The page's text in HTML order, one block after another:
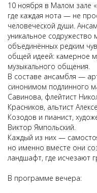
10 ноября в Малом зале
где каждая нота — не
человеческой души.
уникальное
объединённых редким
общей идеей: камерное
музыкального общения.
В составе ансамбля —
синонимом подлинного
Савинова, флейтист
Красников, альтист
Козодов и пианист,
Виктор Ямпольский.
Каждый из них —
но именно вместе они
ландшафт, где исчезают
В программе вечера: